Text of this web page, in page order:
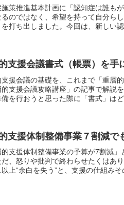
策推進基本計画に「認知症は誰も
るのではなく、希望を持って自分ら
打ち出しました。今回は、新しい
支援会議書式（帳票）を手
援会議の基礎を、これまで「重層
的支援会議攻略講座」の記事で解説
を行おうと思った際に「書式」は
支援体制整備事業７割減で
的支援体制整備事業の予算が7割減
だ、怒りや批判で終わらせたくはあ
上“余白を失う”と、支援の仕組み